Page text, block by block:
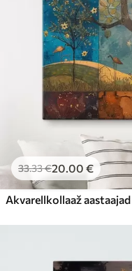
33.33€20.00 €
Akvarellkollaaž aastaajad